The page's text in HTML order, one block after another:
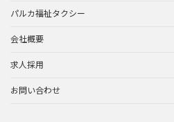
パルカ福祉タクシー
会社概要
求人採用
お問い合わせ